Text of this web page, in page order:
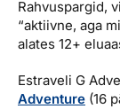
Rahvuspargid,
“aktiivne, aga
alates 12+
Estraveli G
Adventure (16